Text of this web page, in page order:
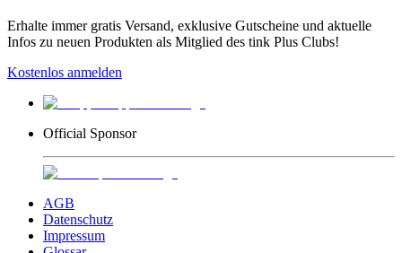
Erhalte immer gratis Versand, exklusive Gutscheine und aktuelle
Infos zu neuen Produkten als Mitglied des tink Plus Clubs!
Kostenlos anmelden
Official Sponsor
AGB
Datenschutz
Impressum